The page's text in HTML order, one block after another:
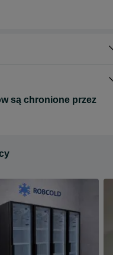
lub 220 zł pobranie .
są zainteresowani .
są chronione przez